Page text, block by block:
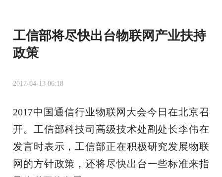
工信部将尽快出台物联网产业扶持
政策
2017-04-13 06:18
2017中国通信行业物联网大会今日在北京召
开。工信部科技司高级技术处副处长李伟在
发言时表示，工信部正在积极研究发展物联
网的方针政策，还将尽快出台一些标准来指